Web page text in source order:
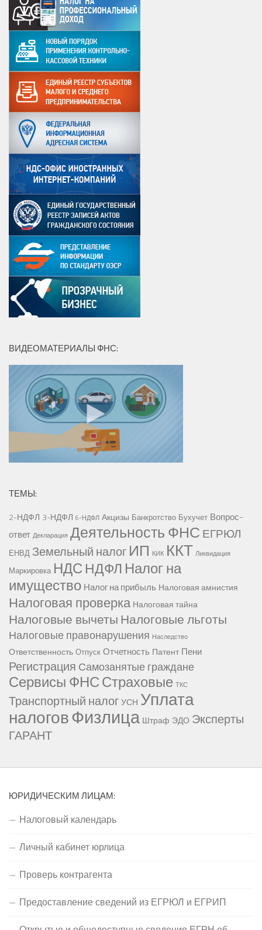
ВИДЕОМАТЕРИАЛЫ ФНС:
ТЕМЫ:
2-НДФЛ 3-НДФЛ 6-НДФЛ Акцизы Банкротство Бухучет Вопрос-
ответ Декларация Деятельность ФНС ЕГРЮЛ
ЕНВД Земельный налог ИП КИК ККТ Ликвидация
Маркировка НДС НДФЛ Налог на
имущество Налог на прибыль Налоговая амнистия
Налоговая проверка Налоговая тайна
Налоговые вычетыНалоговые льготы
Налоговые правонарушения Наследство
Ответственность Отпуск Отчетность Патент Пени
Регистрация Самозанятые граждане
Сервисы ФНССтраховые ТКС
Транспортный налогУСН Уплата
налоговФизлица Штраф ЭДО Эксперты
ГАРАНТ
ЮРИДИЧЕСКИМ ЛИЦАМ:
Налоговый календарь
Личный кабинет юрлица
Проверь контрагента
Предоставление сведений из ЕГРЮЛ и ЕГРИП